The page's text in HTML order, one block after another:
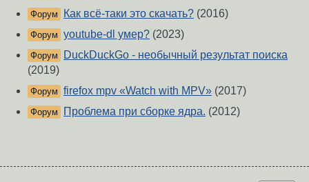
Форум Как всё-таки это скачать? (2016)
Форум youtube-dl умер? (2023)
Форум
DuckDuckGo - необычный результат поиска
(2019)
Форум firefox mpv «Watch with MPV» (2017)
Форум Проблема при сборке ядра. (2012)